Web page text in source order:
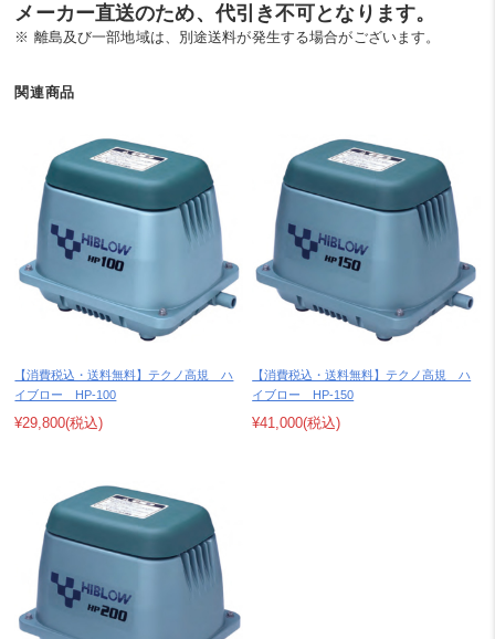
メーカー直送のため、代引き不可となります。
※ 離島及び一部地域は、別途送料が発生する場合がございます。
関連商品
【消費税込・送料無料】テクノ高規 ハ
イブロー HP-100
¥29,800(税込)
【消費税込・送料無料】テクノ高規 ハ
イブロー HP-150
¥41,000(税込)